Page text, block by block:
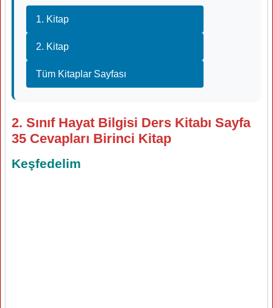
1. Kitap
2. Kitap
Tüm Kitaplar Sayfası
2. Sınıf Hayat Bilgisi Ders Kitabı Sayfa
35 Cevapları Birinci Kitap
Keşfedelim